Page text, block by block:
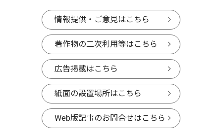
情報提供・ご意見はこちら
著作物の二次利用等はこちら
広告掲載はこちら
紙面の設置場所はこちら
Web版記事のお問合せはこちら